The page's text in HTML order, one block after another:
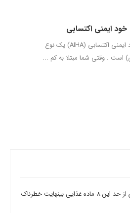
ایمنی اکتسابی
کم خونی همولیتیک خود ایمنی اکتسابی (AIHA) یک نوع
است . وقتی شما مبتلا به کم ...
مصرف بیش از حد این 8 ماده غذایی بینهایت خطرناک